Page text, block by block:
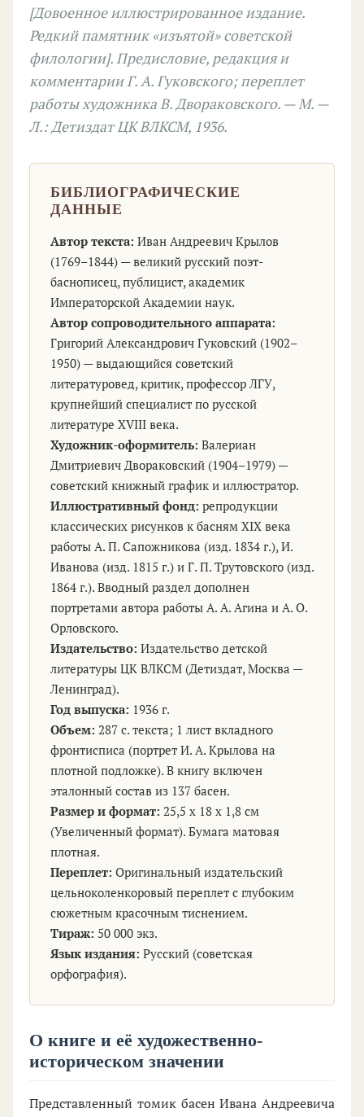
[Довоенное иллюстрированное издание.
Редкий памятник «изъятой» советской
филологии]. Предисловие, редакция и
комментарии Г. А. Гуковского; переплет
работы художника В. Двораковского. — М. —
Л.: Детиздат ЦК ВЛКСМ, 1936.
БИБЛИОГРАФИЧЕСКИЕ
ДАННЫЕ
Автор текста: Иван Андреевич Крылов
(1769–1844) — великий русский поэт-
баснописец, публицист, академик
Императорской Академии наук.
Автор сопроводительного аппарата:
Григорий Александрович Гуковский (1902–
1950) — выдающийся советский
литературовед, критик, профессор ЛГУ,
крупнейший специалист по русской
литературе XVIII века.
Художник-оформитель: Валериан
Дмитриевич Двораковский (1904–1979) —
советский книжный график и иллюстратор.
Иллюстративный фонд: репродукции
классических рисунков к басням XIX века
работы А. П. Сапожникова (изд. 1834 г.), И.
Иванова (изд. 1815 г.) и Г. П. Трутовского (изд.
1864 г.). Вводный раздел дополнен
портретами автора работы А. А. Агина и А. О.
Орловского.
Издательство: Издательство детской
литературы ЦК ВЛКСМ (Детиздат, Москва —
Ленинград).
Год выпуска: 1936 г.
Объем: 287 с. текста; 1 лист вкладного
фронтисписа (портрет И. А. Крылова на
плотной подложке). В книгу включен
эталонный состав из 137 басен.
Размер и формат: 25,5 х 18 х 1,8 см
(Увеличенный формат). Бумага матовая
плотная.
Переплет: Оригинальный издательский
цельноколенкоровый переплет с глубоким
сюжетным красочным тиснением.
Тираж: 50 000 экз.
Язык издания: Русский (советская
орфография).
О книге и её художественно-
историческом значении
Представленный томик басен Ивана Андреевича